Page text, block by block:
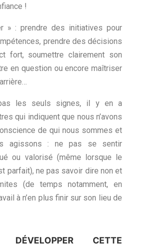
!
» : prendre des initiatives pour
prendre des décisions
fort, soumettre clairement son
en question ou encore maîtriser
les seuls signes, il y en a
qui indiquent que nous n’avons
de qui nous sommes et
agissons : ne pas se sentir
ou valorisé (même lorsque le
parfait), ne pas savoir dire non et
(de temps notamment, en
à n’en plus finir sur son lieu de
DÉVELOPPER CETTE